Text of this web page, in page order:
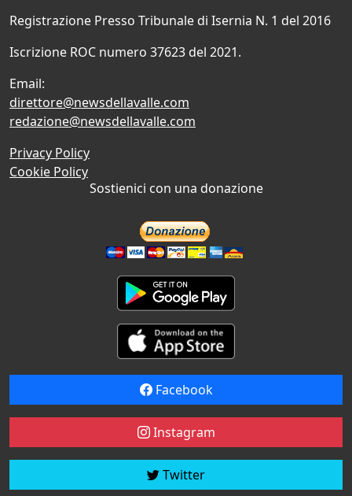
Registrazione Presso Tribunale di Isernia N. 1 del 2016
Iscrizione ROC numero 37623 del 2021.
Email:
direttore@newsdellavalle.com
redazione@newsdellavalle.com
Privacy Policy
Cookie Policy
Sostienici con una donazione
Facebook
Instagram
Twitter